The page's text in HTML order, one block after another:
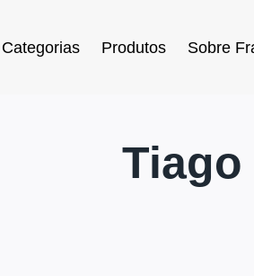
Categorias Produtos Sobre